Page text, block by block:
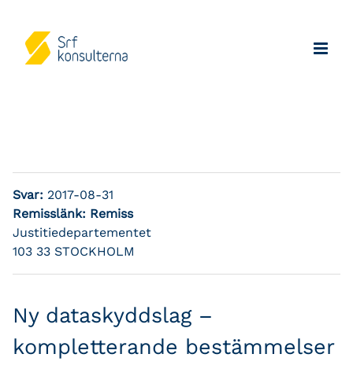
Svar: 2017-08-31
Remisslänk: Remiss
Justitiedepartementet
103 33 STOCKHOLM
Ny dataskyddslag –
kompletterande bestämmelser